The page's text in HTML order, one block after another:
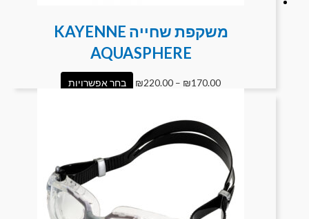
משקפת שחייה KAYENNE
AQUASPHERE
₪170.00
–
₪220.00 בחר אפשרויות